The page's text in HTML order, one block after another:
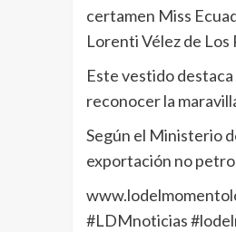
certamen Miss
Lorenti Vélez de Los
Este vestido
reconocer la
Según el Ministerio
exportación no
#LDMnoticias